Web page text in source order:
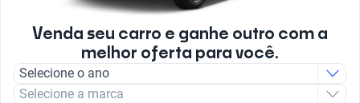
Venda seu carro e ganhe outro com a
melhor oferta para você.
Selecione o ano
Selecione a marca